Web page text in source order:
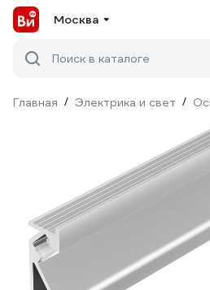
Москва
Поиск в каталоге
Главная / Электрика и свет /